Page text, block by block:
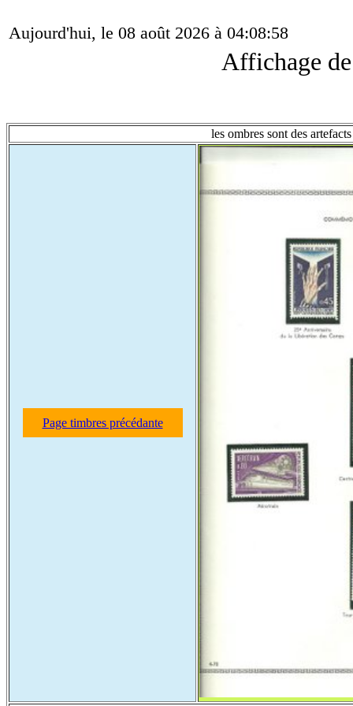
Aujourd'hui, le 08 août 2026 à 04:08:58
Affichage
les ombres sont des
Page timbres précédante